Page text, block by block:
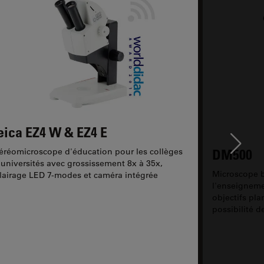
EZ4 W & EZ4 E
d'éducation pour les collèges
avec grossissement 8x à 35x,
LED 7-modes et caméra intégrée
DM500